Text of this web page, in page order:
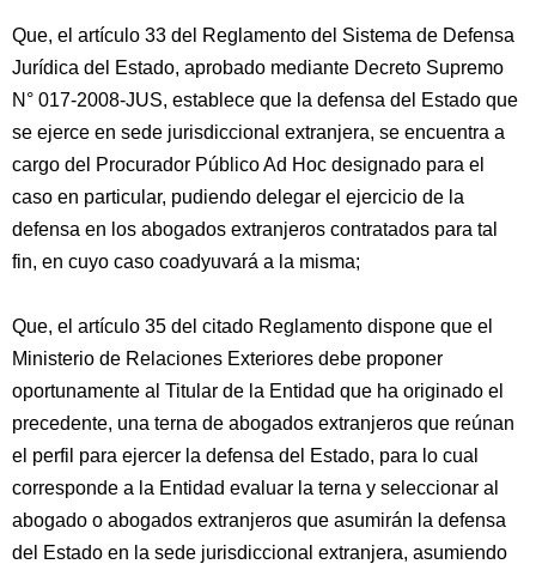
Que, el artículo 33 del Reglamento del Sistema de Defensa
Jurídica del Estado, aprobado mediante Decreto Supremo
N° 017-2008-JUS, establece que la defensa del Estado que
se ejerce en sede jurisdiccional extranjera, se encuentra a
cargo del Procurador Público Ad Hoc designado para el
caso en particular, pudiendo delegar el ejercicio de la
defensa en los abogados extranjeros contratados para tal
fin, en cuyo caso coadyuvará a la misma;
Que, el artículo 35 del citado Reglamento dispone que el
Ministerio de Relaciones Exteriores debe proponer
oportunamente al Titular de la Entidad que ha originado el
precedente, una terna de abogados extranjeros que reúnan
el perfil para ejercer la defensa del Estado, para lo cual
corresponde a la Entidad evaluar la terna y seleccionar al
abogado o abogados extranjeros que asumirán la defensa
del Estado en la sede jurisdiccional extranjera, asumiendo